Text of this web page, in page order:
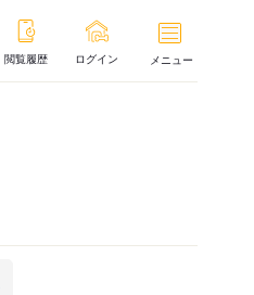
閲覧履歴 ログイン メニュー